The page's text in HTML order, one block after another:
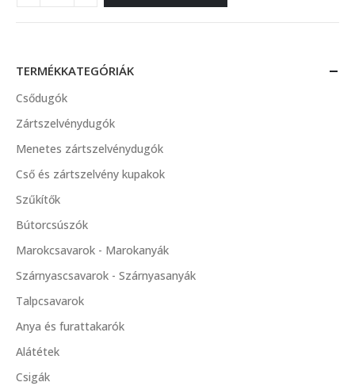
TERMÉKKATEGÓRIÁK
Csődugók
Zártszelvénydugók
Menetes zártszelvénydugók
Cső és zártszelvény kupakok
Szűkítők
Bútorcsúszók
Marokcsavarok - Marokanyák
Szárnyascsavarok - Szárnyasanyák
Talpcsavarok
Anya és furattakarók
Alátétek
Csigák